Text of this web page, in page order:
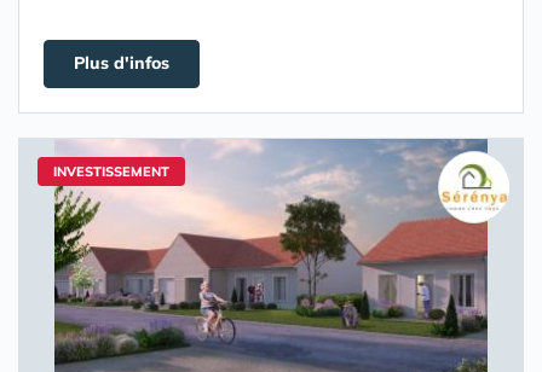
Plus d'infos
INVESTISSEMENT